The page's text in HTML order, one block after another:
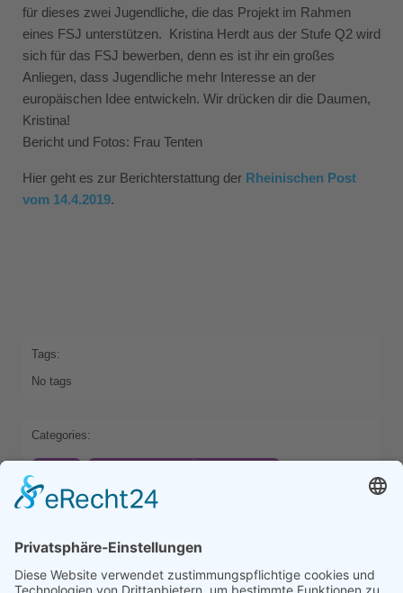
für dieses zwei Jugendliche, die das Projekt im Rahmen
eines FSJ unterstützen. Kristina Herdt aus der Stufe Q2 wird
sich für das FSJ bewerben, denn es ist ihr ein großes
Anliegen, dass Jugendliche mehr Interesse an der
europäischen Idee entwickeln. Wir drücken dir die Daumen,
Kristina!
Bericht und Fotos: Frau Tenten
Hier geht es zur Berichterstattung der Rheinischen Post
vom 14.4.2019.
Tags:
No tags
Categories:
OBERSTUFE
Previous